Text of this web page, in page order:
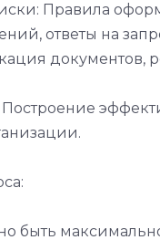
Правила
ответы на
документов,
быть